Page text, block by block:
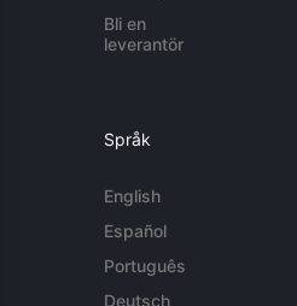
Bli en
leverantör
Språk
English
Español
Português
Deutsch